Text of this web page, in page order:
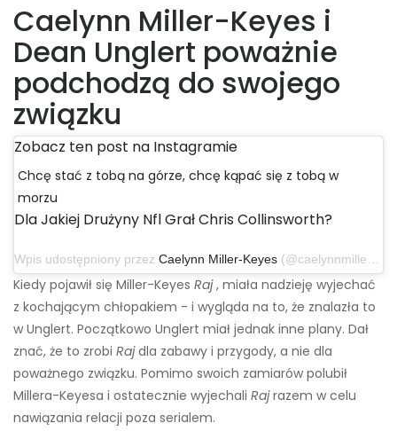
Caelynn Miller-Keyes i
Dean Unglert poważnie
podchodzą do swojego
związku
Zobacz ten post na Instagramie
Chcę stać z tobą na górze, chcę kąpać się z tobą w
morzu
Dla Jakiej Drużyny Nfl Grał Chris Collinsworth?
Wpis udostępniony przez Caelynn Miller-Keyes (@caelynnmillerkeyes) 16 listopada 2019 o 13:28 czasu PST
Kiedy pojawił się Miller-Keyes Raj, miała nadzieję wyjechać
z kochającym chłopakiem - i wygląda na to, że znalazła to
w Unglert. Początkowo Unglert miał jednak inne plany. Dał
znać, że to zrobi Rajdla zabawy i przygody, a nie dla
poważnego związku. Pomimo swoich zamiarów polubił
Millera-Keyesa i ostatecznie wyjechali Rajrazem w celu
nawiązania relacji poza serialem.